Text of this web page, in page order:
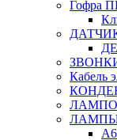
Гофра
Кабель
ЛАМПЫ